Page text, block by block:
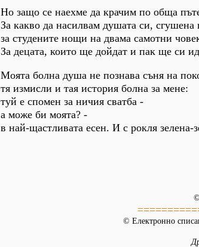
Но защо се наехме да крачим по обща
За какво да насилвам душата си, сгушена
за студените нощи на двама самотни
За децата, които ще дойдат и пак ще си
Моята болна душа не познава съня на
тя измисли и тая история болна за мене:
туй е спомен за ничия сватба -
а може би моята? -
в най-щастливата есен. И с рокля зелена-
© Електронно